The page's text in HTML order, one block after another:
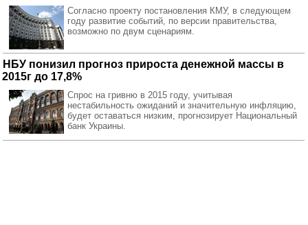
Согласно проекту постановления КМУ, в следующем
году развитие событий, по версии правительства,
возможно по двум сценариям.
НБУ понизил прогноз прироста денежной массы в
2015г до 17,8%
Спрос на гривню в 2015 году, учитывая
нестабильность ожиданий и значительную инфляцию,
будет оставаться низким, прогнозирует Национальный
банк Украины.